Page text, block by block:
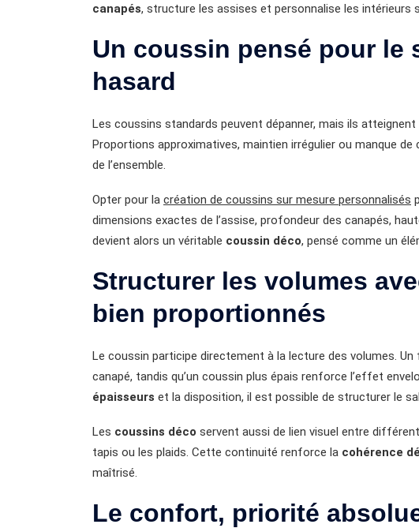
canapés, structure les assises et personnalise les intérieurs
Un coussin pensé pour le
hasard
Les coussins standards peuvent dépanner, mais ils
Proportions approximatives, maintien irrégulier ou manque de
de l’ensemble.
Opter pour la création de coussins sur mesure personnalisés
dimensions exactes de l’assise, profondeur des canapés,
devient alors un véritable coussin déco, pensé comme un
Structurer les volumes
bien proportionnés
Le coussin participe directement à la lecture des volumes.
canapé, tandis qu’un coussin plus épais renforce l’effet
épaisseurs et la disposition, il est possible de structurer le
Les coussins déco servent aussi de lien visuel entre
tapis ou les plaids. Cette continuité renforce la cohérence
maîtrisé.
Le confort, priorité